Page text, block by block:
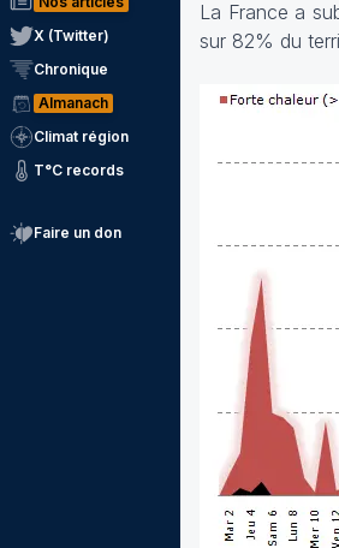
X (Twitter)
Chronique
Almanach
Climat région
T°C records
Faire un don
La France a
sur 82% du